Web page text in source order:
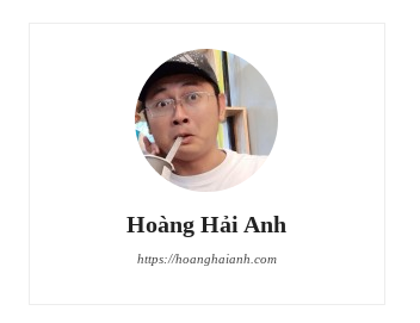
Hoàng Hải Anh
https://hoanghaianh.com